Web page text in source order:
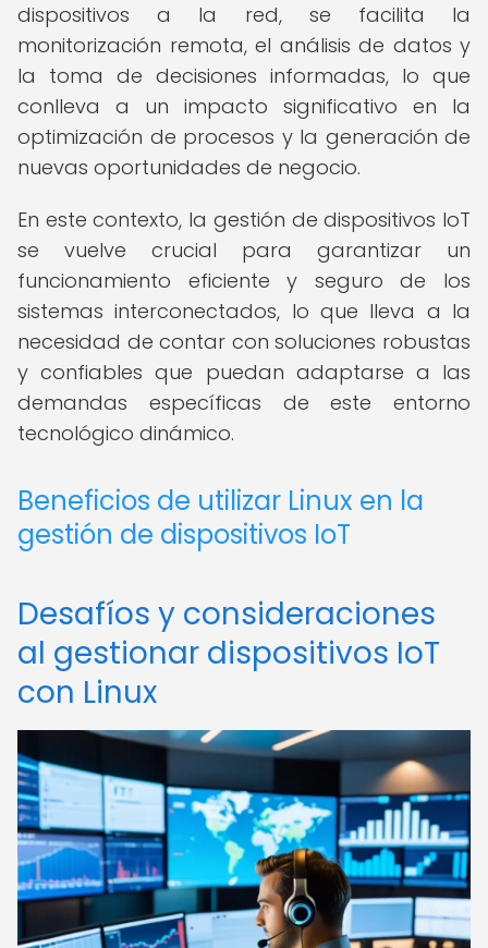
dispositivos a la red, se facilita la
monitorización remota, el análisis de datos y
la toma de decisiones informadas, lo que
conlleva a un impacto significativo en la
optimización de procesos y la generación de
nuevas oportunidades de negocio.
En este contexto, la gestión de dispositivos IoT
se vuelve crucial para garantizar un
funcionamiento eficiente y seguro de los
sistemas interconectados, lo que lleva a la
necesidad de contar con soluciones robustas
y confiables que puedan adaptarse a las
demandas específicas de este entorno
tecnológico dinámico.
Beneficios de utilizar Linux en la
gestión de dispositivos IoT
Desafíos y consideraciones
al gestionar dispositivos IoT
con Linux